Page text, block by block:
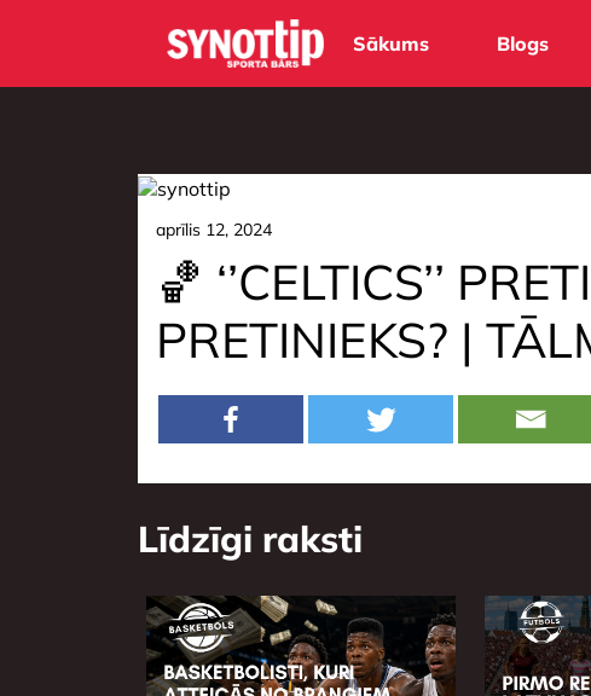
Sākums Blogs
aprīlis 12, 2024
🏀 ‘’CELTICS’’
PRETINIEKS? |
Līdzīgi raksti